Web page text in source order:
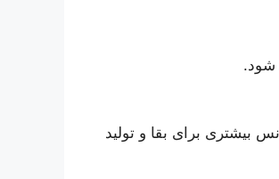
شود.
بیشتری برای بقا و تولید